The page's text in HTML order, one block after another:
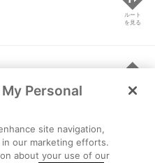
ルート
を見る
ルート
を見る
Personal
site navigation,
our marketing efforts.
about your use of our